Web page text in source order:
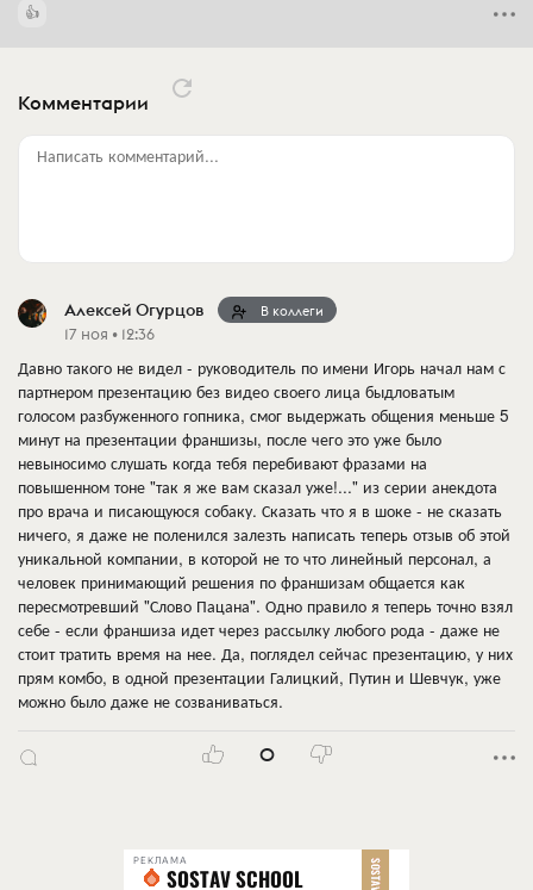
Комментарии
Написать комментарий...
Алексей Огурцов В коллеги
17 ноя • 12:36
Давно такого не видел - руководитель по имени Игорь начал нам с
партнером презентацию без видео своего лица быдловатым
голосом разбуженного гопника, смог выдержать общения меньше 5
минут на презентации франшизы, после чего это уже было
невыносимо слушать когда тебя перебивают фразами на
повышенном тоне "так я же вам сказал уже!..." из серии анекдота
про врача и писающуюся собаку. Сказать что я в шоке - не сказать
ничего, я даже не поленился залезть написать теперь отзыв об этой
уникальной компании, в которой не то что линейный персонал, а
человек принимающий решения по франшизам общается как
пересмотревший "Слово Пацана". Одно правило я теперь точно взял
себе - если франшиза идет через рассылку любого рода - даже не
стоит тратить время на нее. Да, поглядел сейчас презентацию, у них
прям комбо, в одной презентации Галицкий, Путин и Шевчук, уже
можно было даже не созваниваться.
0
РЕКЛАМА